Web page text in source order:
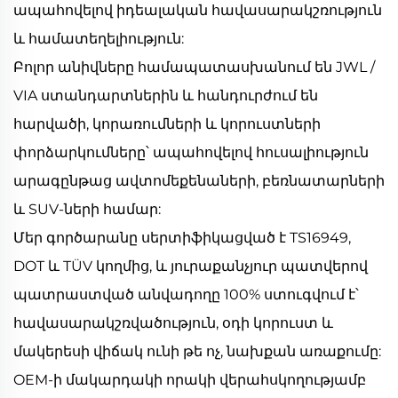
ապահովելով իդեալական հավասարակշռություն
և համատեղելիություն:
Բոլոր անիվները համապատասխանում են JWL /
VIA ստանդարտներին և հանդուրժում են
հարվածի, կորառումների և կորուստների
փորձարկումները՝ ապահովելով հուսալիություն
արագընթաց ավտոմեքենաների, բեռնատարների
և SUV-ների համար:
Մեր գործարանը սերտիֆիկացված է TS16949,
DOT և TÜV կողմից, և յուրաքանչյուր պատվերով
պատրաստված անվադողը 100% ստուգվում է՝
հավասարակշռվածություն, օդի կորուստ և
մակերեսի վիճակ ունի թե ոչ, նախքան առաքումը:
OEM-ի մակարդակի որակի վերահսկողությամբ